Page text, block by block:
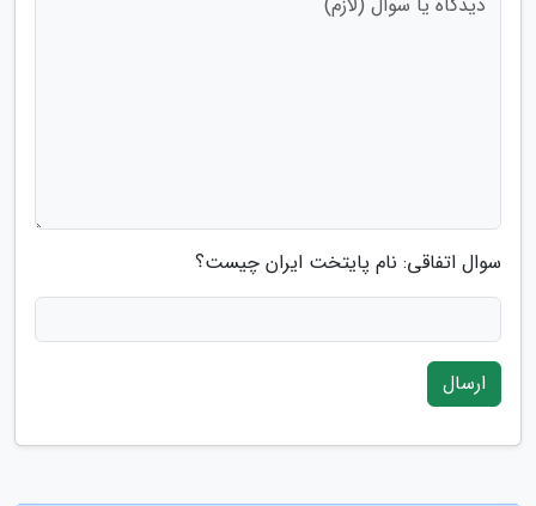
سوال اتفاقی: نام پایتخت ایران چیست؟
ارسال